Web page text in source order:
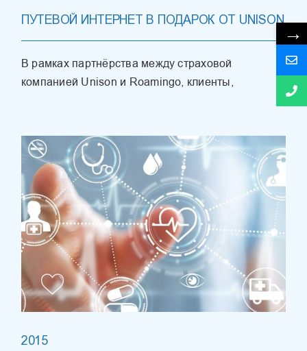
ПУТЕВОЙ ИНТЕРНЕТ В ПОДАРОК ОТ UNISON
В рамках партнёрства между страховой
компанией Unison и Roamingo, клиенты,
2015
→